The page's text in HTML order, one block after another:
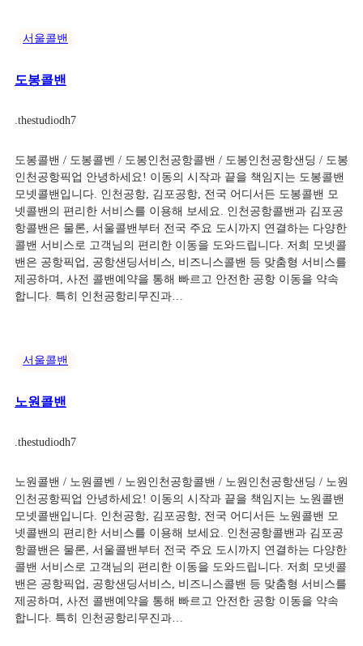
서울콜밴
도봉콜밴
.thestudiodh7
도봉콜밴 / 도봉콜벤 / 도봉인천공항콜밴 / 도봉인천공항샌딩 / 도봉
인천공항픽업 안녕하세요! 이동의 시작과 끝을 책임지는 도봉콜밴
모넷콜밴입니다. 인천공항, 김포공항, 전국 어디서든 도봉콜밴 모
넷콜밴의 편리한 서비스를 이용해 보세요. 인천공항콜밴과 김포공
항콜밴은 물론, 서울콜밴부터 전국 주요 도시까지 연결하는 다양한
콜밴 서비스로 고객님의 편리한 이동을 도와드립니다. 저희 모넷콜
밴은 공항픽업, 공항샌딩서비스, 비즈니스콜밴 등 맞춤형 서비스를
제공하며, 사전 콜밴예약을 통해 빠르고 안전한 공항 이동을 약속
합니다. 특히 인천공항리무진과…
서울콜밴
노원콜밴
.thestudiodh7
노원콜밴 / 노원콜벤 / 노원인천공항콜밴 / 노원인천공항샌딩 / 노원
인천공항픽업 안녕하세요! 이동의 시작과 끝을 책임지는 노원콜밴
모넷콜밴입니다. 인천공항, 김포공항, 전국 어디서든 노원콜밴 모
넷콜밴의 편리한 서비스를 이용해 보세요. 인천공항콜밴과 김포공
항콜밴은 물론, 서울콜밴부터 전국 주요 도시까지 연결하는 다양한
콜밴 서비스로 고객님의 편리한 이동을 도와드립니다. 저희 모넷콜
밴은 공항픽업, 공항샌딩서비스, 비즈니스콜밴 등 맞춤형 서비스를
제공하며, 사전 콜밴예약을 통해 빠르고 안전한 공항 이동을 약속
합니다. 특히 인천공항리무진과…